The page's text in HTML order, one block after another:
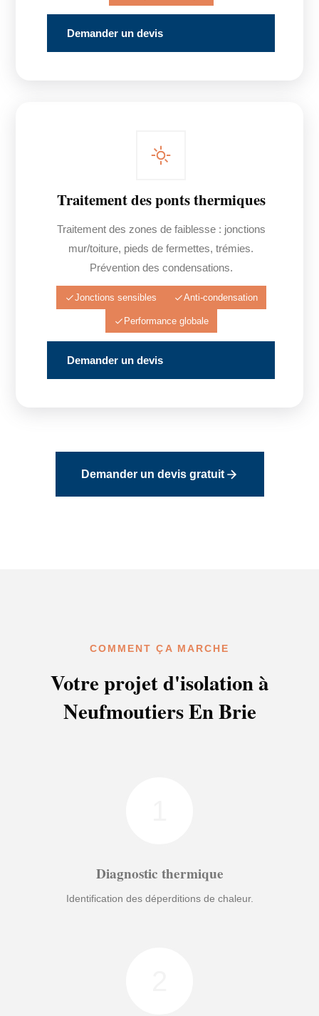
Demander un devis
Traitement des ponts thermiques
Traitement des zones de faiblesse : jonctions
mur/toiture, pieds de fermettes, trémies.
Prévention des condensations.
Jonctions sensibles Anti-condensation
Performance globale
Demander un devis
Demander un devis gratuit
COMMENT ÇA MARCHE
Votre projet d'isolation à
Neufmoutiers En Brie
Diagnostic thermique
Identification des déperditions de chaleur.